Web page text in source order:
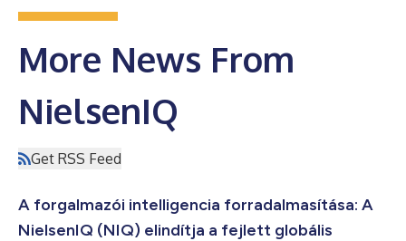
More News From
NielsenIQ
Get RSS Feed
A forgalmazói intelligencia forradalmasítása: A
NielsenIQ (NIQ) elindítja a fejlett globális